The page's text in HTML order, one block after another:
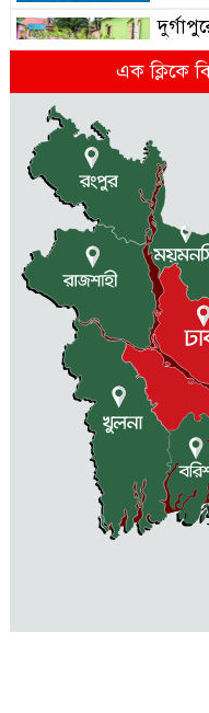
গাছের
সড়কে
রোপণ
জুলাই
পাবেন
এক ক্লিকে